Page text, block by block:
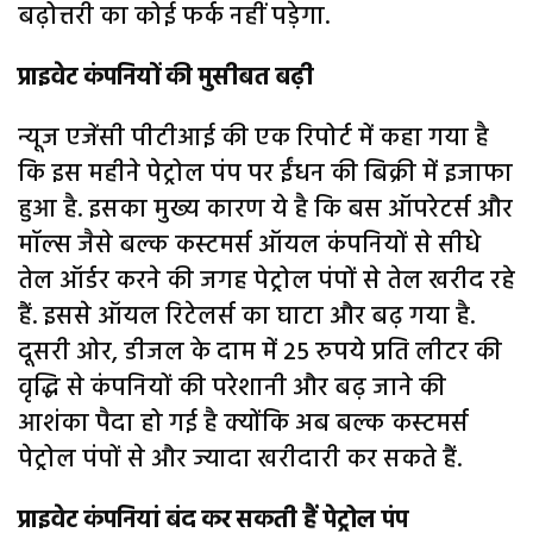
बढ़ोत्तरी का कोई फर्क नहीं पड़ेगा.
प्राइवेट कंपनियों की मुसीबत बढ़ी
न्यूज एजेंसी पीटीआई की एक रिपोर्ट में कहा गया है
कि इस महीने पेट्रोल पंप पर ईंधन की बिक्री में इजाफा
हुआ है. इसका मुख्य कारण ये है कि बस ऑपरेटर्स और
मॉल्स जैसे बल्क कस्टमर्स ऑयल कंपनियों से सीधे
तेल ऑर्डर करने की जगह पेट्रोल पंपों से तेल खरीद रहे
हैं. इससे ऑयल रिटेलर्स का घाटा और बढ़ गया है.
दूसरी ओर, डीजल के दाम में 25 रुपये प्रति लीटर की
वृद्धि से कंपनियों की परेशानी और बढ़ जाने की
आशंका पैदा हो गई है क्योंकि अब बल्क कस्टमर्स
पेट्रोल पंपों से और ज्यादा खरीदारी कर सकते हैं.
प्राइवेट कंपनियां बंद कर सकती हैं पेट्रोल पंप